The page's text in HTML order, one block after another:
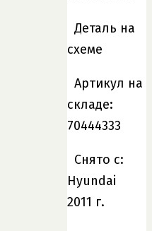
Деталь на
схеме
Артикул на
складе:
70444333
Снято с:
Hyundai
2011 г.